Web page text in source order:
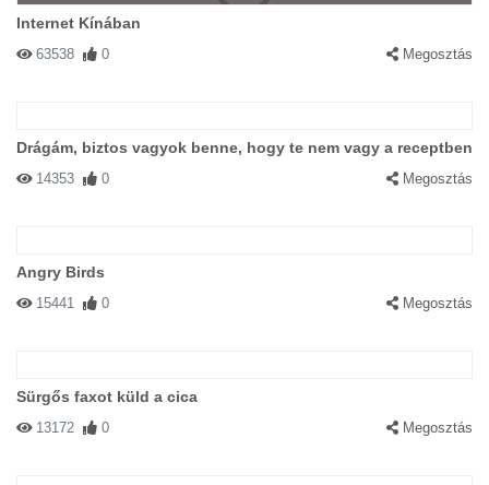
Internet Kínában
63538 0 Megosztás
Drágám, biztos vagyok benne, hogy te nem vagy a receptben
14353 0 Megosztás
Angry Birds
15441 0 Megosztás
Sürgős faxot küld a cica
13172 0 Megosztás